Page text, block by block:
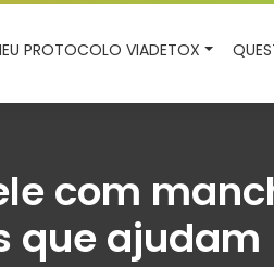
PROTOCOLO VIADETOX
com
que ajudam